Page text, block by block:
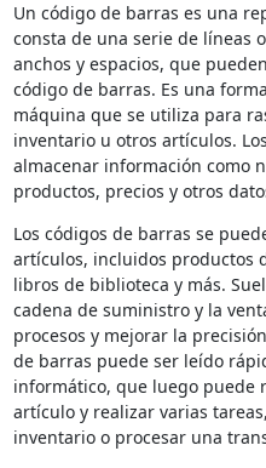
Un código de barras es una
consta de una serie de líneas
anchos y espacios, que
código de barras. Es una
máquina que se utiliza para
inventario u otros artículos.
almacenar información como
productos, precios y otros
Los códigos de barras se
artículos, incluidos productos
libros de biblioteca y más.
cadena de suministro y la
procesos y mejorar la
de barras puede ser leído
informático, que luego puede
artículo y realizar varias
inventario o procesar una